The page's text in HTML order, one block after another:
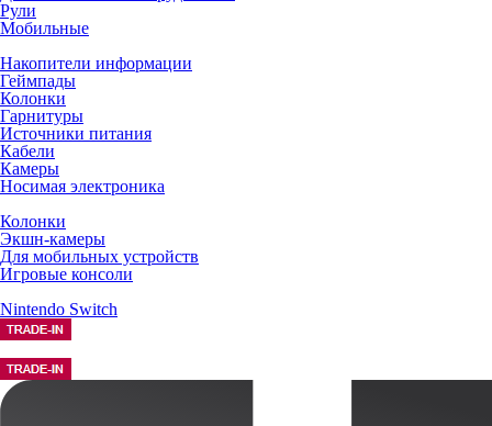
Рули
Мобильные
Накопители информации
Геймпады
Колонки
Гарнитуры
Источники питания
Кабели
Камеры
Носимая электроника
Колонки
Экшн-камеры
Для мобильных устройств
Игровые консоли
Nintendo Switch